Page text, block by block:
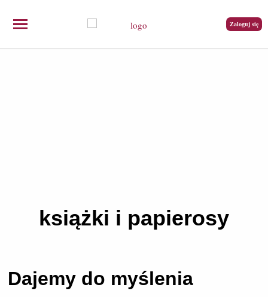
Zaloguj się
książki i papierosy
Dajemy do myślenia